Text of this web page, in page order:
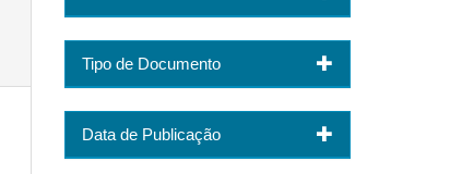
Tipo de Documento
Data de Publicação